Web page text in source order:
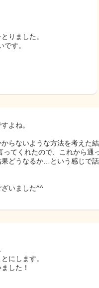
りました。
す。
よね。
らないような方法を考えた
てくれたので、これから通
どうなるか…という感じで
いました^^
にします。
した！